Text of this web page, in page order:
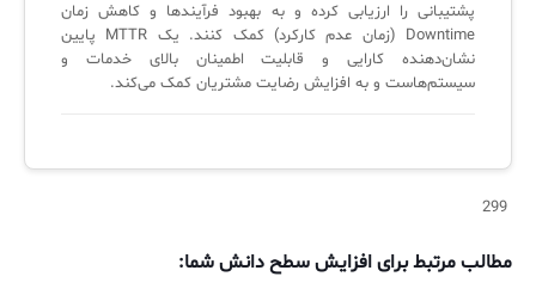
پشتیبانی را ارزیابی کرده و به بهبود فرآیندها و کاهش زمان
Downtime (زمان عدم کارکرد) کمک کنند. یک MTTR پایین
نشان‌دهنده کارایی و قابلیت اطمینان بالای خدمات و
سیستم‌هاست و به افزایش رضایت مشتریان کمک می‌کند.
299
مطالب مرتبط برای افزایش سطح دانش شما:
◆
Log360 ابزار SIEM
◆
آموزش فارسی ITIL4